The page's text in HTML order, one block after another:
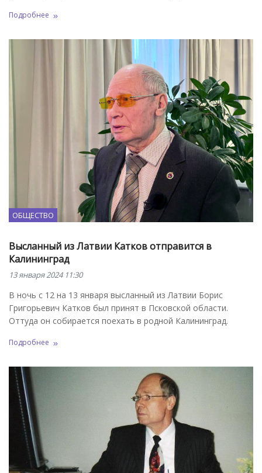
Подробнее
ОБЩЕСТВО
Высланный из Латвии Катков отправится в
Калининград
13 января 2024 11:30
В ночь с 12 на 13 января высланный из Латвии Борис
Григорьевич Катков был принят в Псковской области.
Оттуда он собирается поехать в родной Калининград.
Подробнее